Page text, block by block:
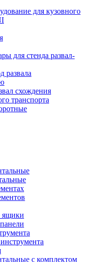
для кузовного
для стенда развал-
развала
схождения
транспорта
ящики
с комплектом